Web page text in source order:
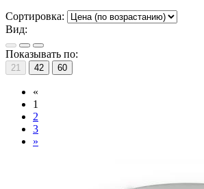
Сортировка:
Вид:
Показывать по:
21 42 60
«
1
2
3
»